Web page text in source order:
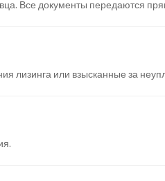
Все документы передаются
лизинга или взысканные за